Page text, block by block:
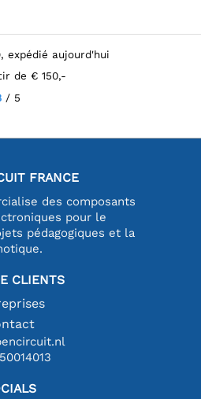
expédié aujourd'hui
de € 150,-
/ 5
FRANCE
des composants
pour le
pédagogiques et la
CLIENTS